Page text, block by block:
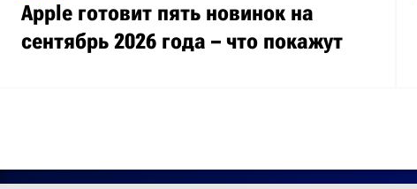
Apple готовит пять новинок на
сентябрь 2026 года – что покажут